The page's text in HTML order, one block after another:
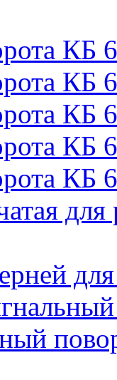
КБ
КБ
КБ
КБ
КБ